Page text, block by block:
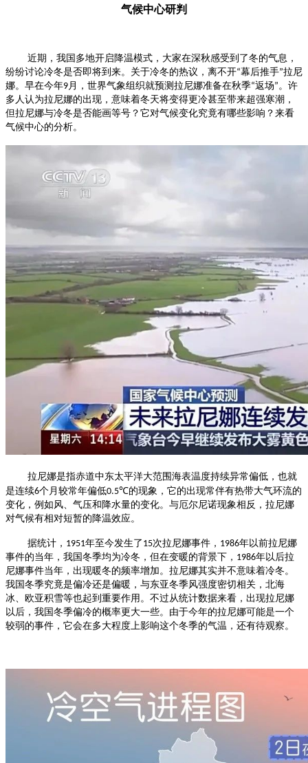
气候中心研判
近期，我国多地开启降温模式，大家在深秋感受到了冬的气息，
纷纷讨论冷冬是否即将到来。关于冷冬的热议，离不开“幕后推手”拉尼
娜。 早在今年9 月，世界气象组织就预测拉尼娜准备在秋季“返场” 。 许
多人认为拉尼娜的出现，意味着冬天将变得更冷甚至带来超强寒潮，
但拉尼娜与冷冬是否能画等号？它对气候变化究竟有哪些影响？来看
气候中心的分析。
拉尼娜是指赤道中东太平洋大范围海表温度持续异常偏低，也就
是连续6个月较常年偏低0.5℃的现象， 它的出现常伴有热带大气环流的
变化，例如风、气压和降水量的变化。与厄尔尼诺现象相反，拉尼娜
对气候有相对短暂的降温效应。
据统计， 1951年至今发生了 15次拉尼娜事件， 1986年以前拉尼娜
事件的当年，我国冬季均为冷冬，但在变暖的背景下， 1986年以后拉
尼娜事件当年，出现暖冬的频率增加。拉尼娜其实并不意味着冷冬。
我国冬季究竟是偏冷还是偏暖，与东亚冬季风强度密切相关，北海
冰、欧亚积雪等也起到重要作用。 不过从统计数据来看，出现拉尼娜
以后，我国冬季偏冷的概率更大一些。由于今年的拉尼娜可能是一个
较弱的事件，它会在多大程度上影响这个冬季的气温，还有待观察。